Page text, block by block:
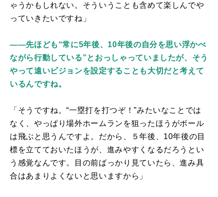
ゃうかもしれない。そういうことも含めて楽しんでや
っていきたいですね」
――先ほども“常に5年後、10年後の自分を思い浮かべ
ながら行動している”とおっしゃっていましたが、そう
やって遠いビジョンを設定することも大切だと考えて
いるんですね。
「そうですね。“一塁打を打つぞ！”みたいなことでは
なく、やっぱり場外ホームランを狙ったほうがボール
は飛ぶと思うんですよ。だから、５年後、10年後の目
標を立てておいたほうが、進みやすくなるだろうとい
う感覚なんです。目の前ばっかり見ていたら、進み具
合はあまりよくないと思いますから」